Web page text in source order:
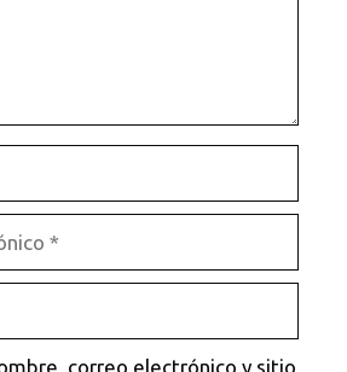
correo electrónico y sitio